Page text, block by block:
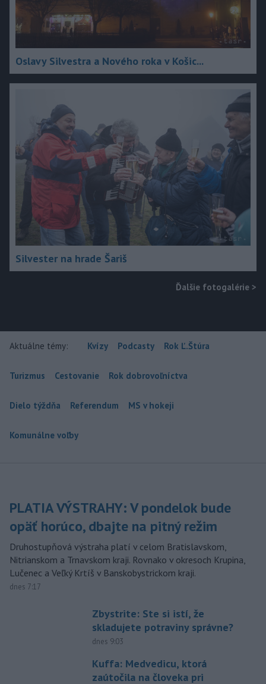
Oslavy Silvestra a Nového roka v Košic...
Silvester na hrade Šariš
Ďalšie fotogalérie >
Aktuálne témy: Kvízy Podcasty Rok Ľ.Štúra
Turizmus Cestovanie Rok dobrovoľníctva
Dielo týždňa Referendum MS v hokeji
Komunálne voľby
PLATIA VÝSTRAHY: V pondelok bude
opäť horúco, dbajte na pitný režim
Druhostupňová výstraha platí v celom Bratislavskom,
Nitrianskom a Trnavskom kraji. Rovnako v okresoch Krupina,
Lučenec a Veľký Krtíš v Banskobystrickom kraji.
dnes 7:17
Zbystrite: Ste si istí, že
skladujete potraviny správne?
dnes 9:03
Kuffa: Medvedicu, ktorá
zaútočila na človeka pri